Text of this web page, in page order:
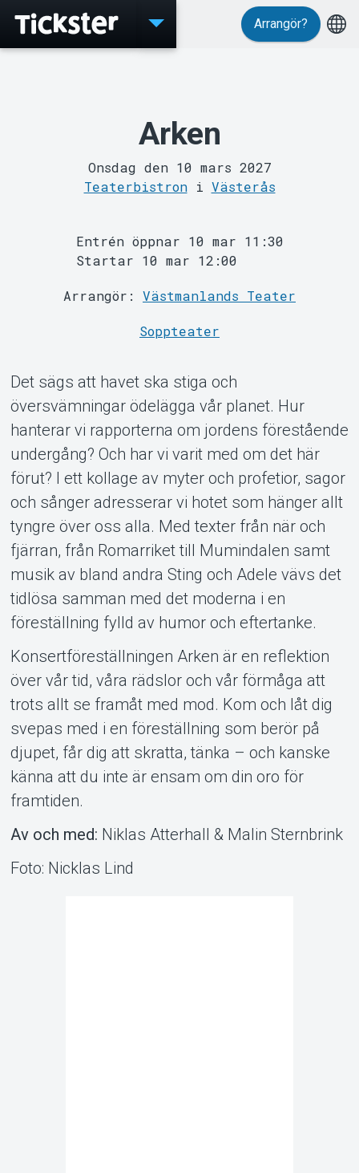
MyTickster
Support
Om Tickster
Arrangör?
Arken
Onsdag den 10 mars 2027
Teaterbistroni Västerås
Entrén öppnar 10 mar 11:30
Startar 10 mar 12:00
Arrangör: Västmanlands Teater
Soppteater
Det sägs att havet ska stiga och
översvämningar ödelägga vår planet. Hur
hanterar vi rapporterna om jordens förestående
undergång? Och har vi varit med om det här
förut? I ett kollage av myter och profetior, sagor
och sånger adresserar vi hotet som hänger allt
tyngre över oss alla. Med texter från när och
fjärran, från Romarriket till Mumindalen samt
musik av bland andra Sting och Adele vävs det
tidlösa samman med det moderna i en
föreställning fylld av humor och eftertanke.
Konsertföreställningen Arken är en reflektion
över vår tid, våra rädslor och vår förmåga att
trots allt se framåt med mod. Kom och låt dig
svepas med i en föreställning som berör på
djupet, får dig att skratta, tänka – och kanske
känna att du inte är ensam om din oro för
framtiden.
Av och med: Niklas Atterhall & Malin Sternbrink
Foto: Nicklas Lind